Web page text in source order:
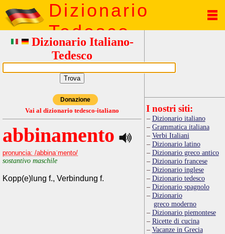
Dizionario
Tedesco
Dizionario Italiano-
Tedesco
Donazione
Vai al dizionario tedesco-italiano
abbinamento
pronuncia: /abbinaˈmento/
sostantivo maschile
Kopp(e)lung f., Verbindung f.
I nostri siti:
Dizionario italiano
Grammatica italiana
Verbi Italiani
Dizionario latino
Dizionario greco antico
Dizionario francese
Dizionario inglese
Dizionario tedesco
Dizionario spagnolo
Dizionario
greco moderno
Dizionario piemontese
Ricette di cucina
Vacanze in Grecia